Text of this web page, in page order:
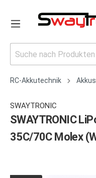
RC-Akkutechnik
SWAYTRONIC
SWAYTRONIC
35C/70C Molex